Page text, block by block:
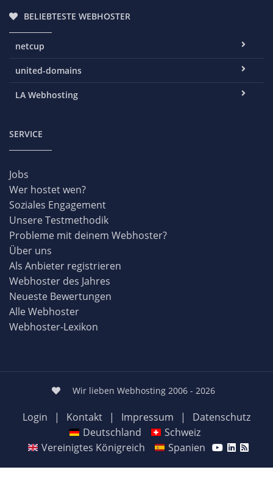
BELIEBTESTE WEBHOSTER
netcup
united-domains
LA Webhosting
SERVICE
Jobs
Wer hostet wen?
Soziales Engagement
Unsere Testmethodik
Probleme mit deinem Webhoster?
Über uns
Als Anbieter registrieren
Webhoster des Jahres
Neueste Bewertungen
Alle Webhoster
Webhoster-Lexikon
Wir lieben Webhosting 2006 - 2026
Login | Kontakt | Impressum |
Datenschutz
Deutschland
Schweiz
Vereinigtes Königreich
Spanien